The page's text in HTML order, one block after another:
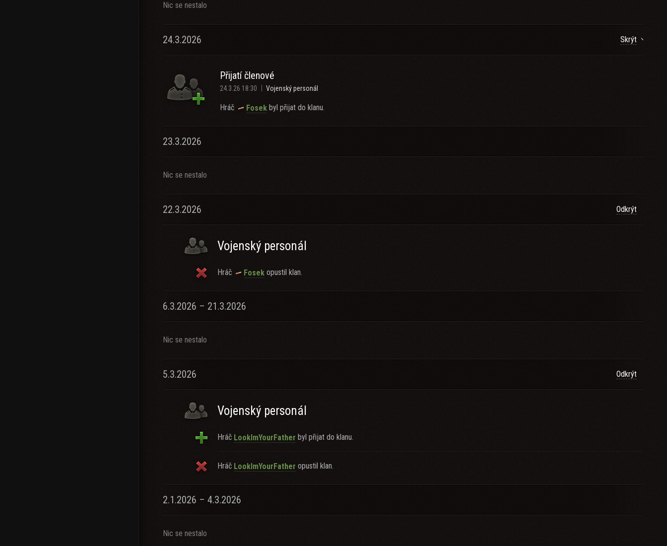
Nic se nestalo
24.3.2026 Skrýt
Přijatí členové
24.3.26 18:30 Vojenský personál
Hráč Fosek byl přijat do klanu.
23.3.2026
Nic se nestalo
22.3.2026 Odkrýt
Vojenský personál
Hráč Fosek opustil klan.
6.3.2026 – 21.3.2026
Nic se nestalo
5.3.2026 Odkrýt
Vojenský personál
Hráč LookImYourFather byl přijat do klanu.
Hráč LookImYourFather opustil klan.
2.1.2026 – 4.3.2026
Nic se nestalo